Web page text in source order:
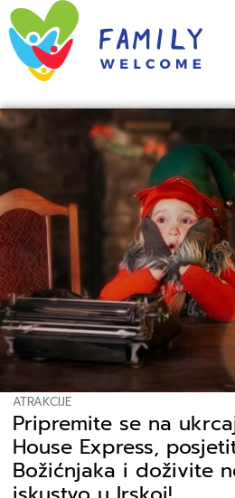
ATRAKCIJE
Pripremite se na
House Express,
Božićnjaka i doživite